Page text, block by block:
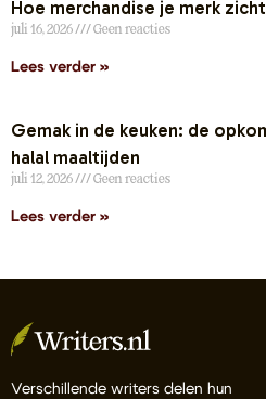
Hoe merchandise je merk
juli 16, 2026 Geen reacties
Lees verder »
Gemak in de keuken: de
halal maaltijden
juli 12, 2026 Geen reacties
Lees verder »
Verschillende writers delen hun